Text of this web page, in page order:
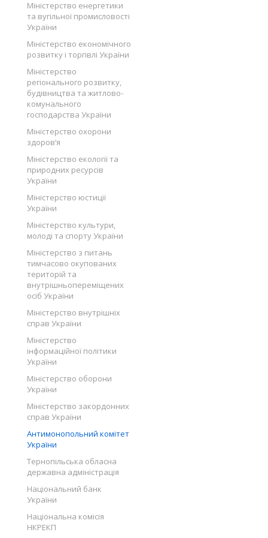
Міністерство енергетики
та вугільної промисловості
України
Міністерство економічного
розвитку і торгівлі України
Міністерство
регіонального розвитку,
будівництва та житлово-
комунального
господарства України
Міністерство охорони
здоров’я
Міністерство екології та
природних ресурсів
України
Міністерство юстиції
України
Міністерство культури,
молоді та спорту України
Міністерство з питань
тимчасово окупованих
територій та
внутрішньопереміщених
осіб України
Міністерство внутрішніх
справ України
Міністерство
інформаційної політики
України
Міністерство оборони
України
Міністерство закордонних
справ України
Антимонопольний комітет
України
Тернопільська обласна
державна адміністрація
Національний банк
України
Національна комісія
НКРЕКП